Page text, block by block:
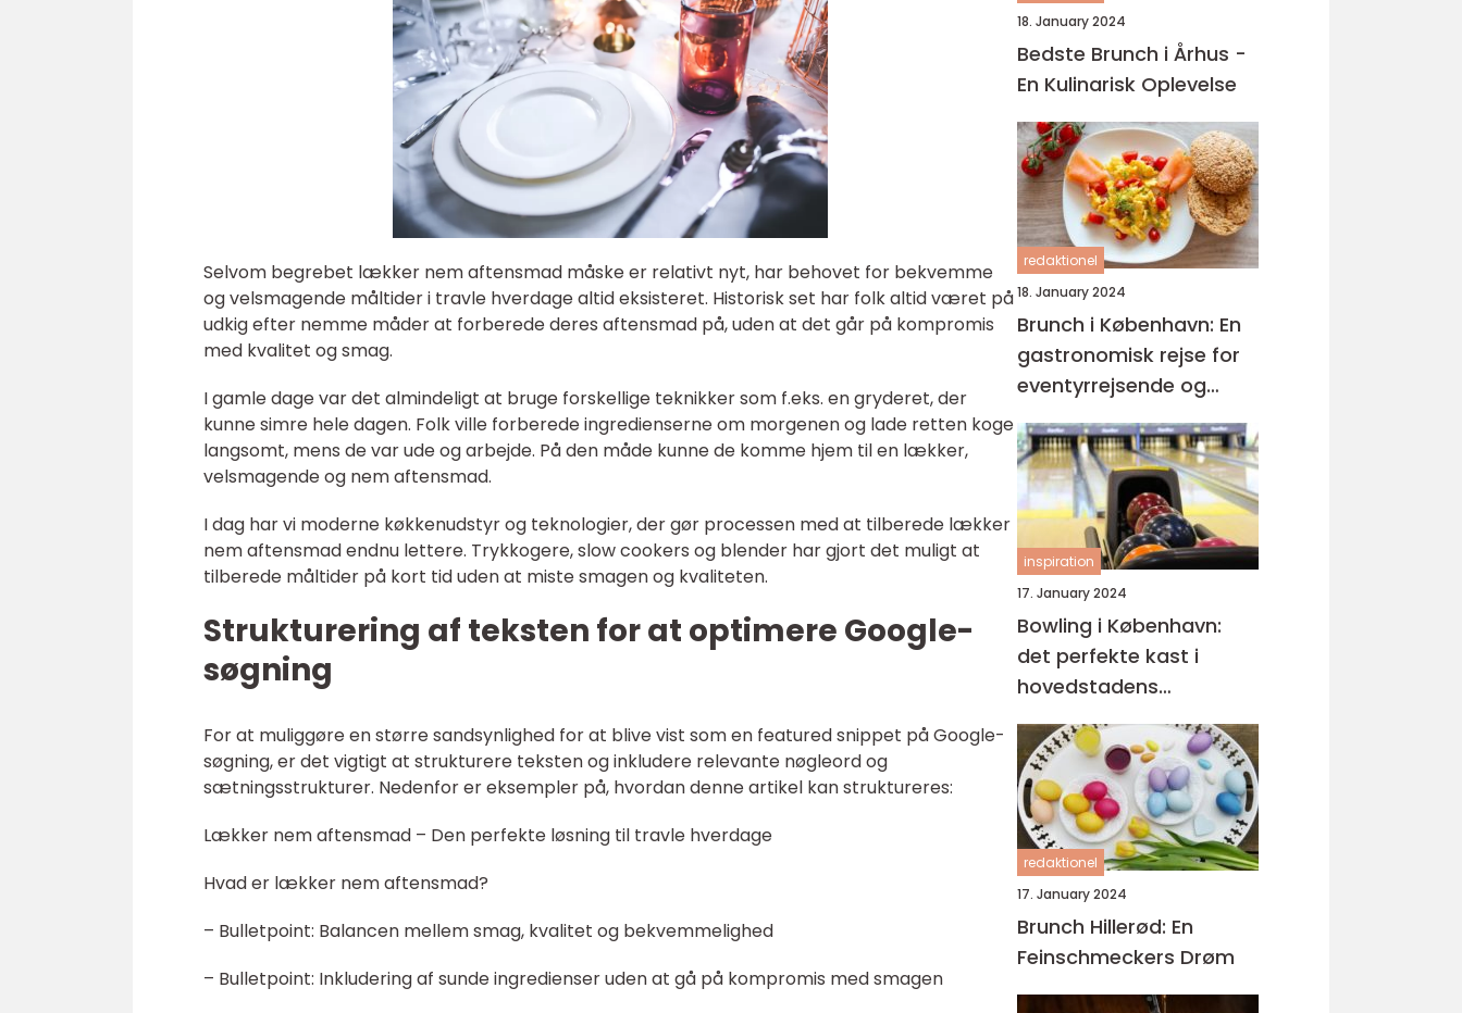
Selvom begrebet lækker nem aftensmad måske er relativt nyt, har behovet for bekvemme
og velsmagende måltider i travle hverdage altid eksisteret. Historisk set har folk altid været på
udkig efter nemme måder at forberede deres aftensmad på, uden at det går på kompromis
med kvalitet og smag.
I gamle dage var det almindeligt at bruge forskellige teknikker som f.eks. en gryderet, der
kunne simre hele dagen. Folk ville forberede ingredienserne om morgenen og lade retten koge
langsomt, mens de var ude og arbejde. På den måde kunne de komme hjem til en lækker,
velsmagende og nem aftensmad.
I dag har vi moderne køkkenudstyr og teknologier, der gør processen med at tilberede lækker
nem aftensmad endnu lettere. Trykkogere, slow cookers og blender har gjort det muligt at
tilberede måltider på kort tid uden at miste smagen og kvaliteten.
Strukturering af teksten for at optimere Google-
søgning
For at muliggøre en større sandsynlighed for at blive vist som en featured snippet på Google-
søgning, er det vigtigt at strukturere teksten og inkludere relevante nøgleord og
sætningsstrukturer. Nedenfor er eksempler på, hvordan denne artikel kan struktureres:
Lækker nem aftensmad – Den perfekte løsning til travle hverdage
Hvad er lækker nem aftensmad?
– Bulletpoint: Balancen mellem smag, kvalitet og bekvemmelighed
– Bulletpoint: Inkludering af sunde ingredienser uden at gå på kompromis med smagen
18. January 2024
Bedste Brunch i Århus -
En Kulinarisk Oplevelse
redaktionel
18. January 2024
Brunch i København: En
gastronomisk rejse for
eventyrrejsende og
backpackere
inspiration
17. January 2024
Bowling i København:
det perfekte kast i
hovedstadens
spillehaller
redaktionel
17. January 2024
Brunch Hillerød: En
Feinschmeckers Drøm